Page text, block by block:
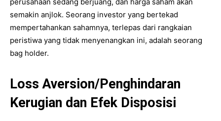
semakin anjlok. Seorang investor yang bertekad
mempertahankan sahamnya, terlepas dari rangkaian
peristiwa yang tidak menyenangkan ini, adalah seorang
bag holder.
Loss Aversion/Penghindaran
Kerugian dan Efek Disposisi